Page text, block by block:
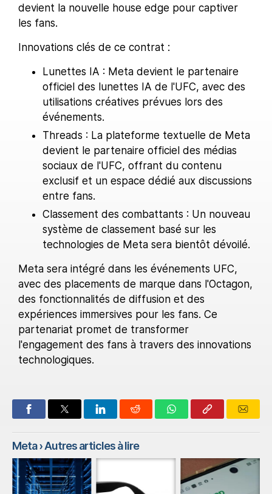
devient la nouvelle house edge pour captiver
les fans.
Innovations clés de ce contrat :
Lunettes IA : Meta devient le partenaire
officiel des lunettes IA de l'UFC, avec des
utilisations créatives prévues lors des
événements.
Threads : La plateforme textuelle de Meta
devient le partenaire officiel des médias
sociaux de l'UFC, offrant du contenu
exclusif et un espace dédié aux discussions
entre fans.
Classement des combattants : Un nouveau
système de classement basé sur les
technologies de Meta sera bientôt dévoilé.
Meta sera intégré dans les événements UFC,
avec des placements de marque dans l'Octagon,
des fonctionnalités de diffusion et des
expériences immersives pour les fans. Ce
partenariat promet de transformer
l'engagement des fans à travers des innovations
technologiques.
Meta› Autres articles à lire